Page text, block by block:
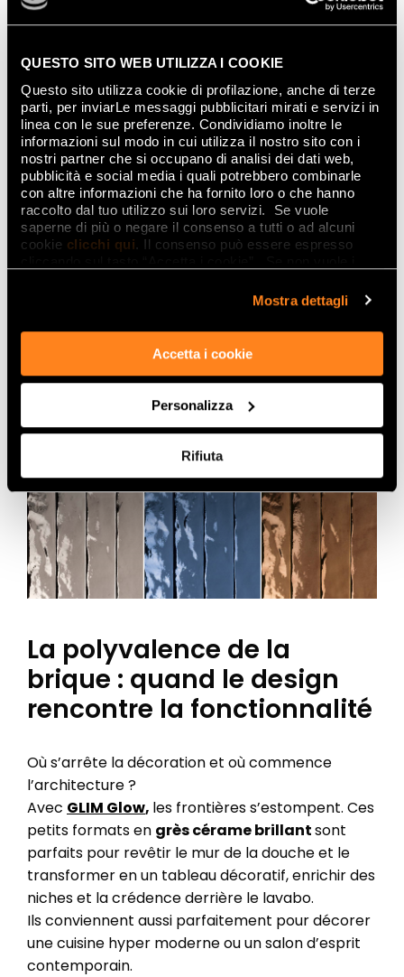
QUESTO SITO WEB UTILIZZA I COOKIE
Questo sito utilizza cookie di profilazione, anche di terze
parti, per inviarLe messaggi pubblicitari mirati e servizi in
linea con le sue preferenze. Condividiamo inoltre le
informazioni sul modo in cui utilizza il nostro sito con i
nostri partner che si occupano di analisi dei dati web,
pubblicità e social media i quali potrebbero combinarle
con altre informazioni che ha fornito loro o che hanno
raccolto dal tuo utilizzo sui loro servizi. Se vuole
saperne di più o negare il consenso a tutti o ad alcuni
cookie clicchi qui. Il consenso può essere espresso
Mostra dettagli
Accetta i cookie
Personalizza
Rifiuta
triade chromatique pour
une salle de bains
moderne
DansGLIM Glowla couleur devient une évolution
d’émotions.
La gamme offre trois interprétations distinctes à
tous ceux qui recherchent descarreaux
décoratifs qui sortent de l’ordinaire pour la salle
de bains, et pas uniquement :
technologique, transforme le mur en pure
nuance magnétique, crée des ambiances de
calme profond avec des reflets vibrants
Revêtements effet cuivre
et chaud, pour ceux qui aiment le style
chicet les teintes ambrées
La polyvalence de la
brique : quand le design
rencontre la fonctionnalité
Où s’arrête la décoration et où commence
l’architecture ?
Avec GLIM Glow, les frontières s’estompent. Ces
petits formats en grès cérame brillantsont
parfaits pour revêtir le mur de la douche et le
transformer en un tableau décoratif, enrichir des
niches et la crédence derrière le lavabo.
Ils conviennent aussi parfaitement pour décorer
une cuisine hyper moderne ou un salon d’esprit
contemporain.